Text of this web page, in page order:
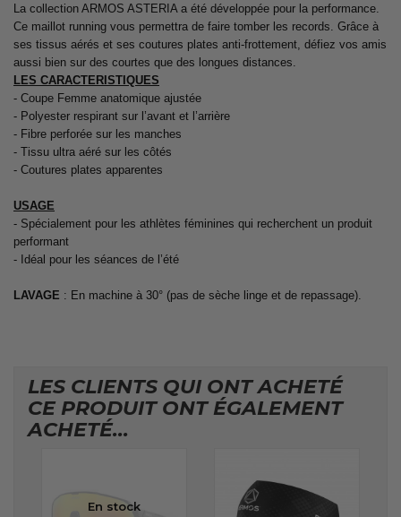
La collection ARMOS ASTERIA a été développée pour la performance.
Ce maillot running vous permettra de faire tomber les records. Grâce à
ses tissus aérés et ses coutures plates anti-frottement, défiez vos amis
aussi bien sur des courtes que des longues distances.
LES CARACTERISTIQUES
- Coupe Femme anatomique ajustée
- Polyester respirant sur l’avant et l’arrière
- Fibre perforée sur les manches
- Tissu ultra aéré sur les côtés
- Coutures plates apparentes
USAGE
- Spécialement pour les athlètes féminines qui recherchent un produit
performant
- Idéal pour les séances de l’été
LAVAGE : En machine à 30° (pas de sèche linge et de repassage).
LES CLIENTS QUI ONT ACHETÉ
CE PRODUIT ONT ÉGALEMENT
ACHETÉ...
En stock